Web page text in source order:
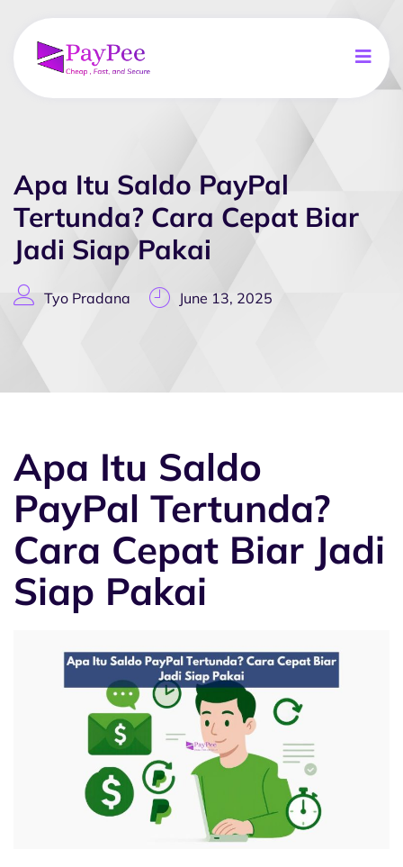
Apa Itu Saldo PayPal
Tertunda? Cara Cepat Biar
Jadi Siap Pakai
Tyo Pradana June 13, 2025
Apa Itu Saldo
PayPal Tertunda?
Cara Cepat Biar Jadi
Siap Pakai